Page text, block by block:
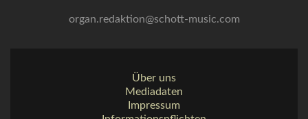
organ.redaktion@schott-music.com
Über uns
Mediadaten
Impressum